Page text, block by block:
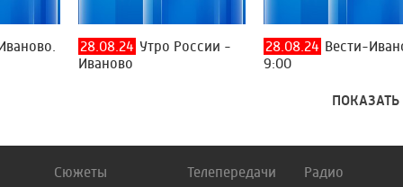
28.08.24 Утро России -
Иваново
28.08.24 Вести-
9:00
Сюжеты Телепередачи Радио